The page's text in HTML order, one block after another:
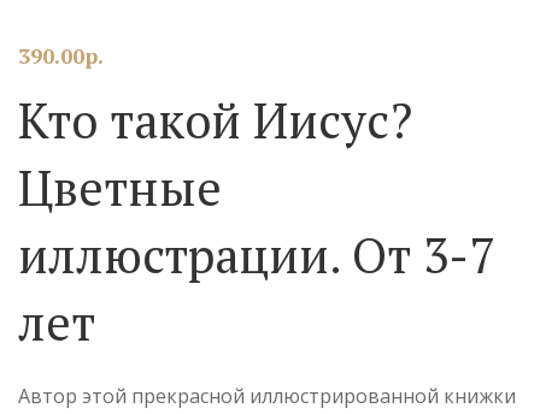
390.00р.
Кто такой Иисус?
Цветные
иллюстрации. От 3-7
лет
Автор этой прекрасной иллюстрированной книжки